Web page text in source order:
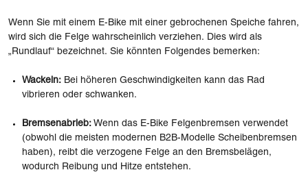
Wenn Sie mit einem E-Bike mit einer gebrochenen Speiche fahren,
wird sich die Felge wahrscheinlich verziehen. Dies wird als
„Rundlauf“ bezeichnet. Sie könnten Folgendes bemerken:
Wackeln: Bei höheren Geschwindigkeiten kann das Rad
vibrieren oder schwanken.
Bremsenabrieb: Wenn das E-Bike Felgenbremsen verwendet
(obwohl die meisten modernen B2B-Modelle Scheibenbremsen
haben), reibt die verzogene Felge an den Bremsbelägen,
wodurch Reibung und Hitze entstehen.